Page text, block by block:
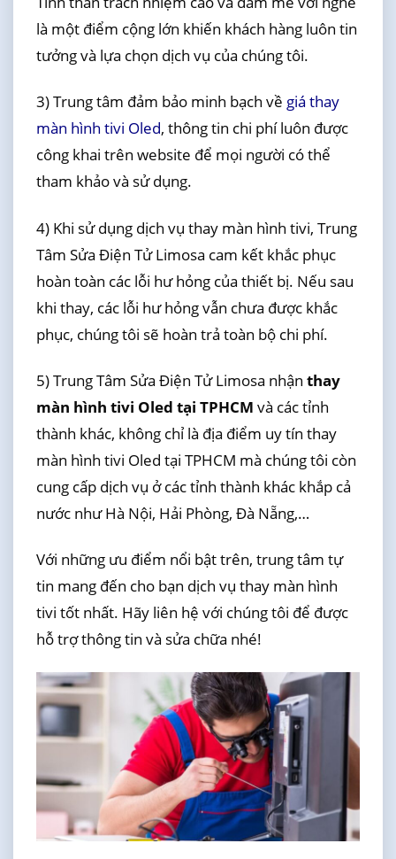
là một điểm cộng lớn khiến khách hàng luôn tin
tưởng và lựa chọn dịch vụ của chúng tôi.
3) Trung tâm đảm bảo minh bạch về giá thay
màn hình tivi Oled, thông tin chi phí luôn được
công khai trên website để mọi người có thể
tham khảo và sử dụng.
4) Khi sử dụng dịch vụ thay màn hình tivi, Trung
Tâm Sửa Điện Tử Limosa cam kết khắc phục
hoàn toàn các lỗi hư hỏng của thiết bị. Nếu sau
khi thay, các lỗi hư hỏng vẫn chưa được khắc
phục, chúng tôi sẽ hoàn trả toàn bộ chi phí.
5) Trung Tâm Sửa Điện Tử Limosa nhận thay
màn hình tivi Oled tại TPHCM và các tỉnh
thành khác, không chỉ là địa điểm uy tín thay
màn hình tivi Oled tại TPHCM mà chúng tôi còn
cung cấp dịch vụ ở các tỉnh thành khác khắp cả
nước như Hà Nội, Hải Phòng, Đà Nẵng,…
Với những ưu điểm nổi bật trên, trung tâm tự
tin mang đến cho bạn dịch vụ thay màn hình
tivi tốt nhất. Hãy liên hệ với chúng tôi để được
hỗ trợ thông tin và sửa chữa nhé!